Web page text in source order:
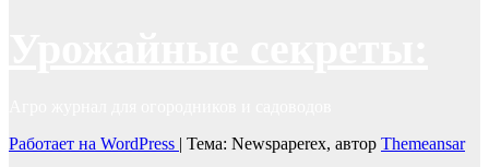
Работает на WordPress | Тема: Newspaperex, автор Themeansar